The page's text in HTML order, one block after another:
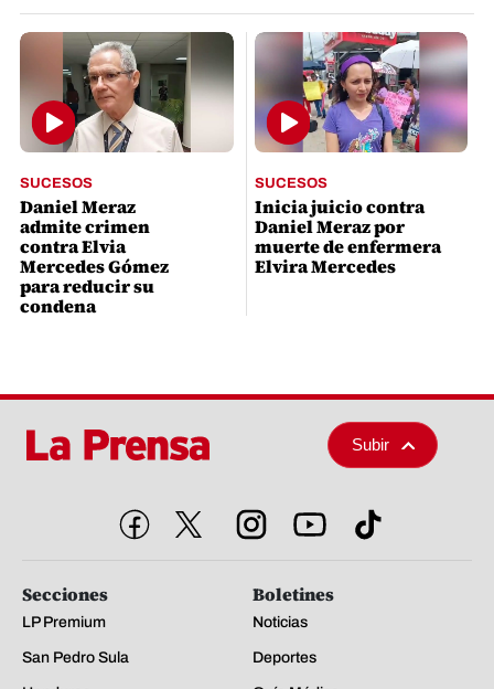
SUCESOS
Daniel Meraz
admite crimen
contra Elvia
Mercedes Gómez
para reducir su
condena
SUCESOS
Inicia juicio contra
Daniel Meraz por
muerte de enfermera
Elvira Mercedes
Subir
Secciones
LP Premium
San Pedro Sula
Boletines
Noticias
Deportes